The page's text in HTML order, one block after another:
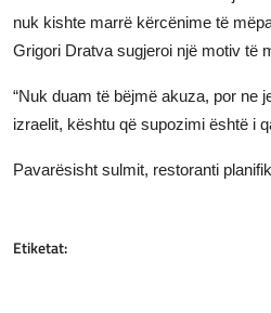
nuk kishte marrë kërcënime të
Grigori Dratva sugjeroi një motiv të
“Nuk duam të bëjmë akuza, por ne
izraelit, kështu që supozimi është i
Pavarësisht sulmit, restoranti
Etiketat: